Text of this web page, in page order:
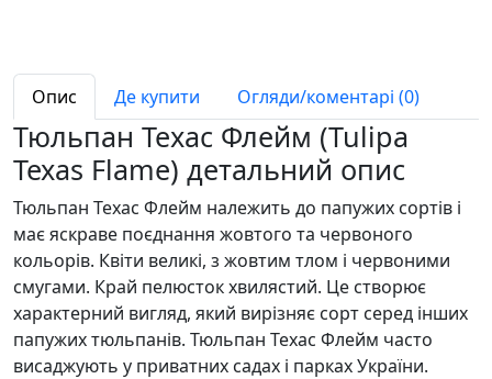
Опис Де купити Огляди/коментарі (0)
Тюльпан Техас Флейм (Tulipa
Texas Flame) детальний опис
Тюльпан Техас Флейм належить до папужих сортів і
має яскраве поєднання жовтого та червоного
кольорів. Квіти великі, з жовтим тлом і червоними
смугами. Край пелюсток хвилястий. Це створює
характерний вигляд, який вирізняє сорт серед інших
папужих тюльпанів. Тюльпан Техас Флейм часто
висаджують у приватних садах і парках України.